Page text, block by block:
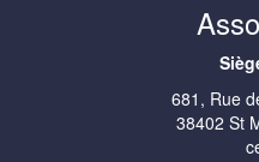
681, Rue
38402 St